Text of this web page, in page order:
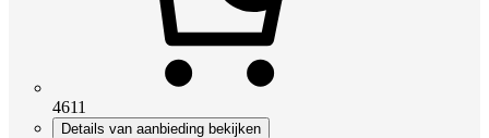
4611
Details van aanbieding bekijken